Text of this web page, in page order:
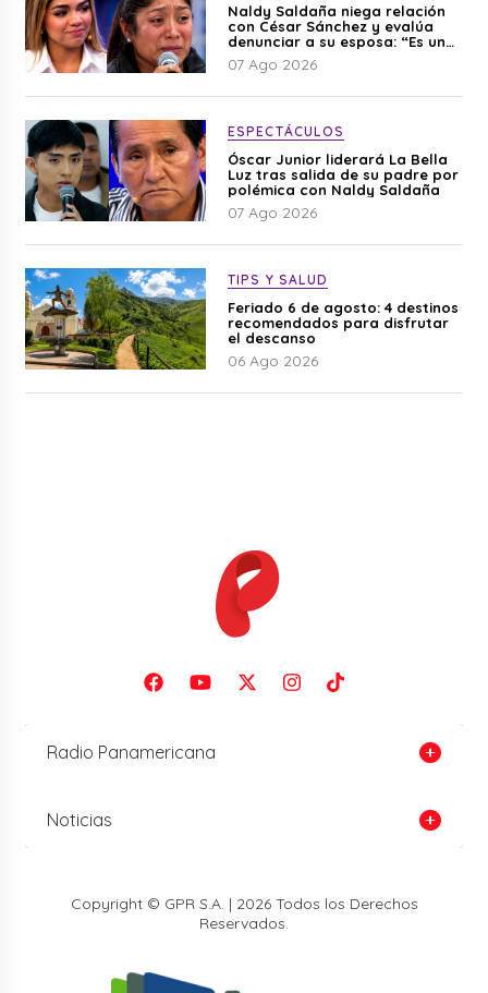
Naldy Saldaña niega relación
con César Sánchez y evalúa
denunciar a su esposa: “Es una
difamación”
07 Ago 2026
ESPECTÁCULOS
Óscar Junior liderará La Bella
Luz tras salida de su padre por
polémica con Naldy Saldaña
07 Ago 2026
TIPS Y SALUD
Feriado 6 de agosto: 4 destinos
recomendados para disfrutar
el descanso
06 Ago 2026
Radio Panamericana
Noticias
Copyright © GPR S.A. | 2026 Todos los Derechos
Reservados.